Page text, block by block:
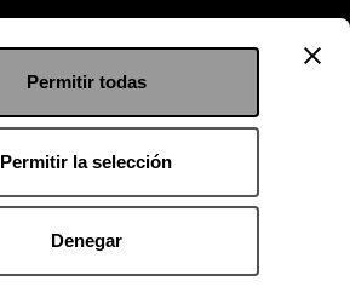
Permitir todas
Permitir la selección
Denegar